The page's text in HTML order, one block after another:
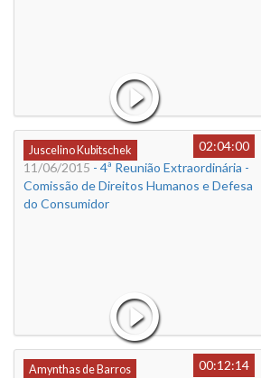
Juscelino Kubitschek
02:04:00
11/06/2015 - 4ª Reunião Extraordinária -
Comissão de Direitos Humanos e Defesa
do Consumidor
Amynthas de Barros
00:12:14